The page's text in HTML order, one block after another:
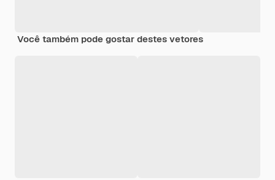
Você também pode gostar destes vetores